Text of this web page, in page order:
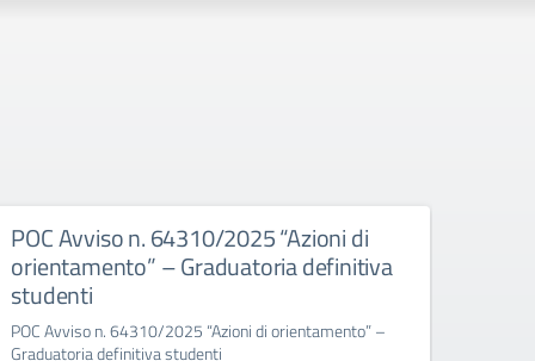
POC Avviso n. 64310/2025 “Azioni di
orientamento” – Graduatoria definitiva
studenti
POC Avviso n. 64310/2025 “Azioni di orientamento” –
Graduatoria definitiva studenti